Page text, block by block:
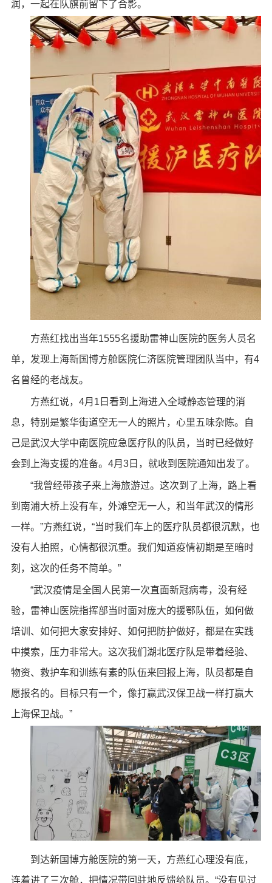
润，一起在队旗前留下了合影。
方燕红找出当年1555名援助雷神山医院的医务人员名
单，发现上海新国博方舱医院仁济医院管理团队当中，有4
名曾经的老战友。
方燕红说，4月1日看到上海进入全域静态管理的消
息，特别是繁华街道空无一人的照片，心里五味杂陈。自
己是武汉大学中南医院应急医疗队的队员，当时已经做好
会到上海支援的准备。4月3日，就收到医院通知出发了。
“我曾经带孩子来上海旅游过。这次到了上海，路上看
到南浦大桥上没有车，外滩空无一人，和当年武汉的情形
一样。”方燕红说，“当时我们车上的医疗队员都很沉默，也
没有人拍照，心情都很沉重。我们知道疫情初期是至暗时
刻，这次的任务不简单。”
“武汉疫情是全国人民第一次直面新冠病毒，没有经
验，雷神山医院指挥部当时面对庞大的援鄂队伍，如何做
培训、如何把大家安排好、如何把防护做好，都是在实践
中摸索，压力非常大。这次我们湖北医疗队是带着经验、
物资、救护车和训练有素的队伍来回报上海，队员都是自
愿报名的。目标只有一个，像打赢武汉保卫战一样打赢大
上海保卫战。”
到达新国博方舱医院的第一天，方燕红心理没有底，
连着进了三次舱，把情况带回驻地反馈给队员。“没有见过